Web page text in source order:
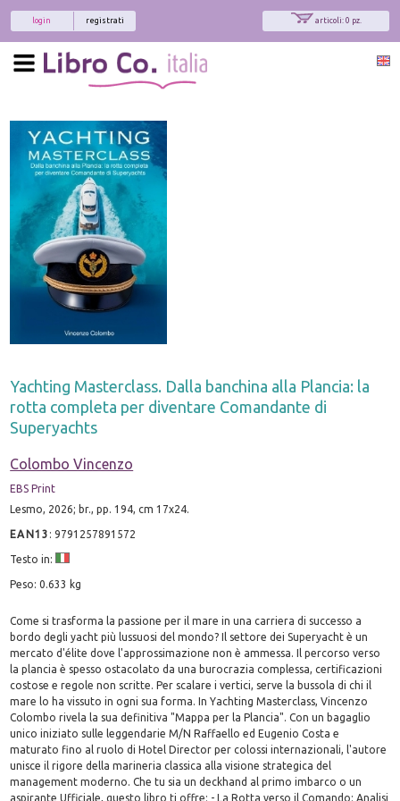
articoli: 0 pz.
registrati
login
Yachting Masterclass. Dalla banchina alla Plancia: la
rotta completa per diventare Comandante di
Superyachts
Colombo Vincenzo
EBS Print
Lesmo, 2026; br., pp. 194, cm 17x24.
EAN13 :9791257891572
Testo in:
Peso: 0.633 kg
Come si trasforma la passione per il mare in una carriera di successo a
bordo degli yacht più lussuosi del mondo? Il settore dei Superyacht è un
mercato d'élite dove l'approssimazione non è ammessa. Il percorso verso
la plancia è spesso ostacolato da una burocrazia complessa, certificazioni
costose e regole non scritte. Per scalare i vertici, serve la bussola di chi il
mare lo ha vissuto in ogni sua forma. In Yachting Masterclass, Vincenzo
Colombo rivela la sua definitiva "Mappa per la Plancia". Con un bagaglio
unico iniziato sulle leggendarie M/N Raffaello ed Eugenio Costa e
maturato fino al ruolo di Hotel Director per colossi internazionali, l'autore
unisce il rigore della marineria classica alla visione strategica del
management moderno. Che tu sia un deckhand al primo imbarco o un
aspirante Ufficiale, questo libro ti offre: - La Rotta verso il Comando: Analisi